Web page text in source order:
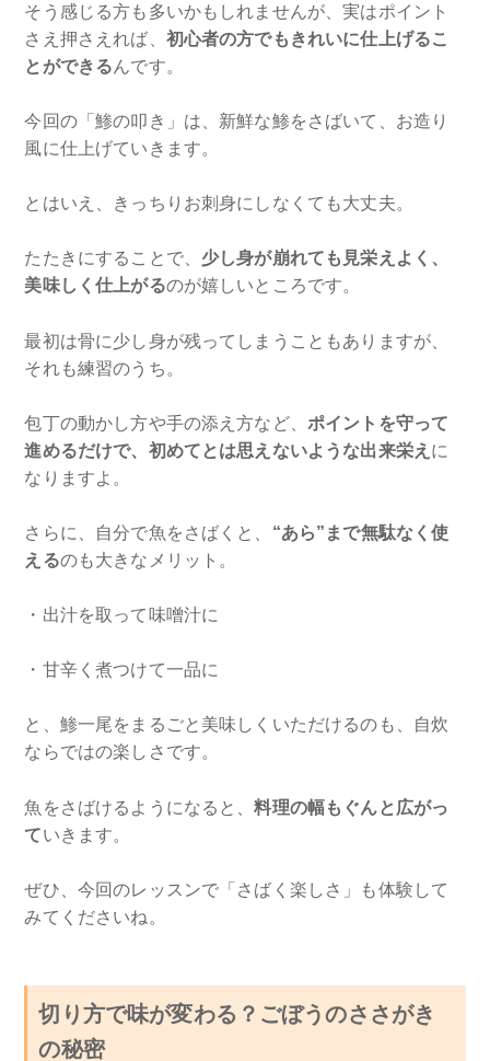
そう感じる方も多いかもしれませんが、実はポイント
さえ押さえれば、 初心者の方でもきれいに仕上げるこ
とができるんです。
今回の「鯵の叩き」は、新鮮な鯵をさばいて、お造り
風に仕上げていきます。
とはいえ、きっちりお刺身にしなくても大丈夫。
たたきにすることで、 少し身が崩れても見栄えよく、
美味しく仕上がるのが嬉しいところです。
最初は骨に少し身が残ってしまうこともありますが、
それも練習のうち。
包丁の動かし方や手の添え方など、 ポイントを守って
進めるだけで、初めてとは思えないような出来栄え に
なりますよ。
さらに、自分で魚をさばくと、 “あら”まで無駄なく使
えるのも大きなメリット。
・出汁を取って味噌汁に
・甘辛く煮つけて一品に
と、鯵一尾をまるごと美味しくいただけるのも、自炊
ならではの楽しさです。
魚をさばけるようになると、料理の幅もぐんと広がっ
ていきます。
ぜひ、今回のレッスンで「さばく楽しさ」も体験して
みてくださいね。
切り方で味が変わる？ごぼうのささがき
の秘密